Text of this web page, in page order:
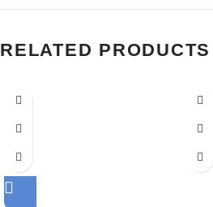
RELATED PRODUCTS